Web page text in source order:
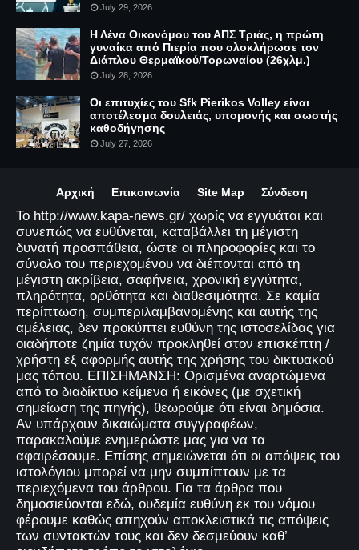
July 29, 2026
Η Λένα Οικονόμου του ΑΠΣ Τριάς, η πρώτη
γυναίκα από Πιερία που ολοκλήρωσε τον
Διάπλου Θερμαϊκού/Τορωναίου (26χλμ.)
July 28, 2026
Οι επιτυχίες του Sfk Pierikos Volley είναι
αποτέλεσμα δουλειάς, υπομονής και σωστής
καθοδήγησης
July 27, 2026
Αρχική Επικοινωνία Site Map Σύνδεση
Το http://www.kapa-news.gr/ χωρίς να εγγυάται και
συνεπώς να ευθύνεται, καταβάλλει τη μέγιστη
δυνατή προσπάθεια, ώστε οι πληροφορίες και το
σύνολο του περιεχομένου να διέπονται από τη
μέγιστη ακρίβεια, σαφήνεια, χρονική εγγύτητα,
πληρότητα, ορθότητα και διαθεσιμότητα. Σε καμία
περίπτωση, συμπεριλαμβανομένης και αυτής της
αμέλειας, δεν προκύπτει ευθύνη της ιστοσελίδας για
οιαδήποτε ζημία τυχόν προκληθεί στον επισκέπτη /
χρήστη εξ αφορμής αυτής της χρήσης του δικτυακού
μας τόπου. ΕΠΙΣΗΜΑΝΣΗ: Ορισμένα αναρτώμενα
από το διαδίκτυο κείμενα ή εικόνες (με σχετική
σημείωση της πηγής), θεωρούμε ότι είναι δημόσια.
Αν υπάρχουν δικαιώματα συγγραφέων,
παρακαλούμε ενημερώστε μας για να τα
αφαιρέσουμε. Επίσης σημειώνεται ότι οι απόψεις του
ιστολόγιου μπορεί να μην συμπίπτουν με τα
περιεχόμενα του άρθρου. Για τα άρθρα που
δημοσιεύονται εδώ, ουδεμία ευθύνη εκ του νόμου
φέρουμε καθώς απηχούν αποκλειστικά τις απόψεις
των συντακτών τους και δεν δεσμεύουν καθ’